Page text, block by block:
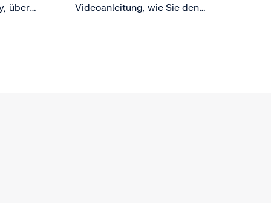
über
Videoanleitung, wie Sie den